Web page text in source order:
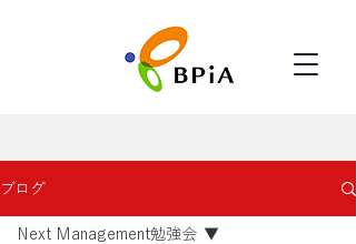
ブログ
Next Management勉強会